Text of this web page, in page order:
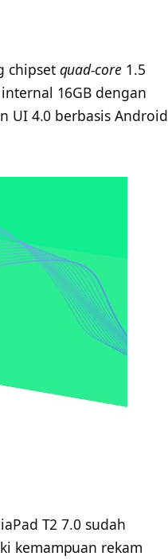
chipset quad-core 1.5
16GB dengan
UI 4.0 berbasis Android
T2 7.0 sudah
kemampuan rekam